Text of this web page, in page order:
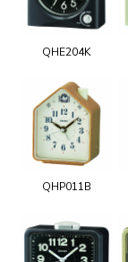
QHE204K
QHP011B